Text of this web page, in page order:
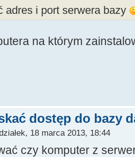
adres i port serwera bazy
na którym
dostęp do bazy
18 marca 2013, 18:44
czy komputer z